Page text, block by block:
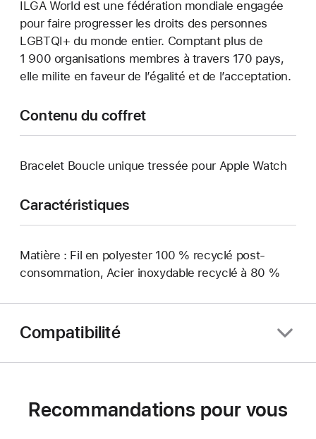
ILGA World est une fédération mondiale engagée
pour faire progresser les droits des personnes
LGBTQI+ du monde entier. Comptant plus de
1 900 organisations membres à travers 170 pays,
elle milite en faveur de l’égalité et de l’acceptation.
Contenu du coffret
Bracelet Boucle unique tressée pour Apple Watch
Caractéristiques
Matière : Fil en polyester 100 % recyclé post-
consommation, Acier inoxydable recyclé à 80 %
Compatibilité
Recommandations pour vous